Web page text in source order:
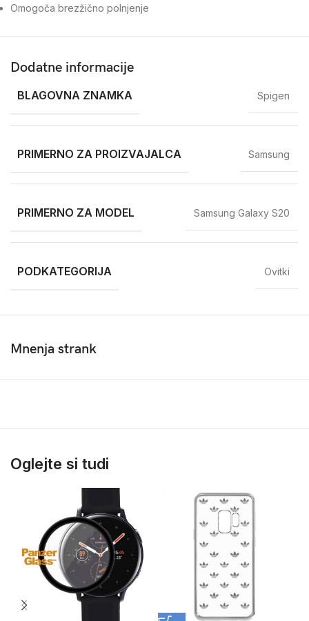
Omogoča brezžično polnjenje
Dodatne informacije
BLAGOVNA ZNAMKA Spigen
PRIMERNO ZA PROIZVAJALCA Samsung
PRIMERNO ZA MODEL Samsung Galaxy S20
PODKATEGORIJA Ovitki
Mnenja strank
Oglejte si tudi